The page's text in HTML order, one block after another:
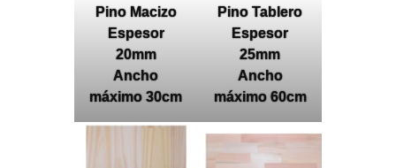
Pino Macizo
Espesor
20mm
Ancho
máximo 30cm
Pino Tablero
Espesor
25mm
Ancho
máximo 60cm